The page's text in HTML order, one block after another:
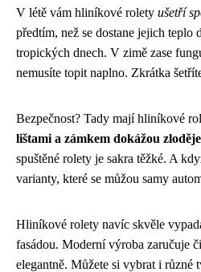
V létě vám hliníkové rolety ušetří
předtím, než se dostane jejich
tropických dnech. V zimě zase
nemusíte topit naplno. Zkrátka
Bezpečnost? Tady mají hliníkové
lištami a zámkem dokážou
spuštěné rolety je sakra těžké. A
varianty, které se můžou samy
Hliníkové rolety navíc skvěle
fasádou. Moderní výroba zaručuje
elegantně. Můžete si vybrat i